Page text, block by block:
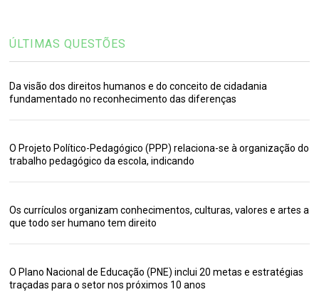
ÚLTIMAS QUESTÕES
Da visão dos direitos humanos e do conceito de cidadania
fundamentado no reconhecimento das diferenças
O Projeto Político-Pedagógico (PPP) relaciona-se à organização do
trabalho pedagógico da escola, indicando
Os currículos organizam conhecimentos, culturas, valores e artes a
que todo ser humano tem direito
O Plano Nacional de Educação (PNE) inclui 20 metas e estratégias
traçadas para o setor nos próximos 10 anos